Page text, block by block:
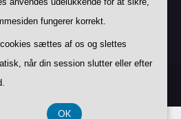
fungerer korrekt.
sættes af os og slettes
når din session slutter eller efter
OK